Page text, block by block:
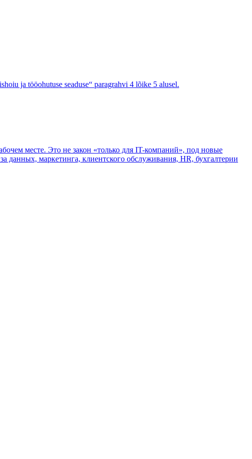
ja tööohutuse seaduse“ paragrahvi 4 lõike 5 alusel.
месте. Это не закон «только для IT-компаний», под новые
данных, маркетинга, клиентского обслуживания, HR, бухгалтерии